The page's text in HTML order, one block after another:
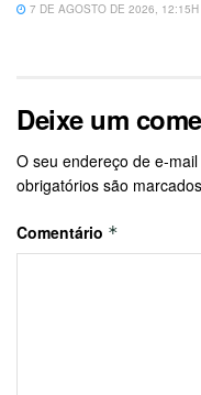
7 DE AGOSTO DE 2026, 12:15H
Deixe um
O seu endereço de e-
obrigatórios são
Comentário *